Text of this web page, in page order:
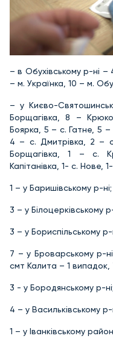
– в Обухівському р-ні
– м. Українка, 10 – м.
– у Києво-
Борщагівка, 8 –
Боярка, 5 – с. Гатне, 5 –
4 – с. Дмитрівка, 2 –
Борщагівка, 1 – с.
Капітанівка, 1- с. Нове,
1 – у Баришівському р-ні;
3 – у Білоцерківському
3 – у Бориспільському р-
7 – у Броварському р-
смт Калита – 1 випадок,
3 - у Бородянському р-ні;
4 – у Васильківському р-
1 – у Іванківському